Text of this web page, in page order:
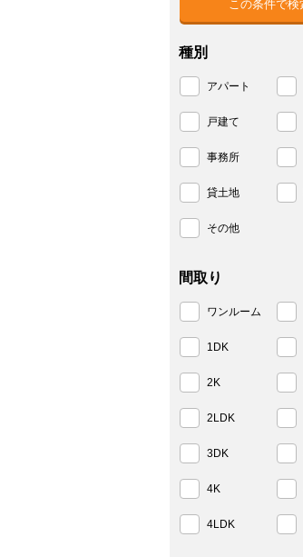
種別
アパート
戸建て
事務所
貸土地
その他
間取り
ワンルーム
1DK
2K
2LDK
3DK
4K
4LDK